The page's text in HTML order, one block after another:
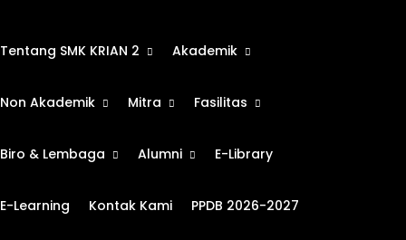
Tentang SMK KRIAN 2 Akademik
Non Akademik Mitra Fasilitas
Biro & Lembaga Alumni E-Library
E-Learning Kontak Kami PPDB 2026-2027
Teknik Sepeda Motor